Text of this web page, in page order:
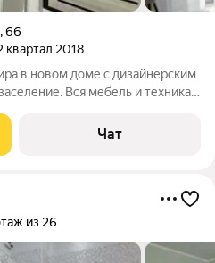
,66
квартал 2018
в новом доме с дизайнерским
Вся мебель и техника в
микраволновка,
Чат
из 26